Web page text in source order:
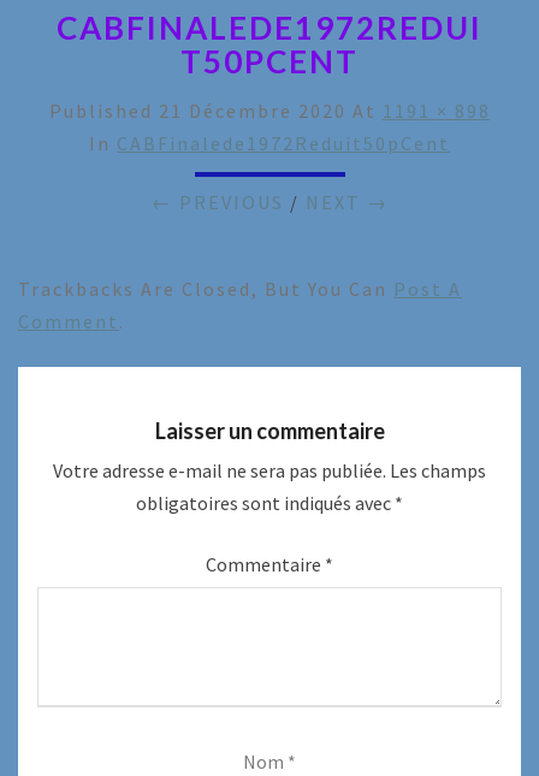
CABFINALEDE1972REDUI
T50PCENT
Published 21 Décembre 2020 At 1191 × 898
In CABFinalede1972Reduit50pCent
← PREVIOUS / NEXT →
Trackbacks Are Closed, But You Can Post A
Comment .
Laisser un commentaire
Votre adresse e-mail ne sera pas publiée. Les champs
obligatoires sont indiqués avec *
Commentaire *
Nom *